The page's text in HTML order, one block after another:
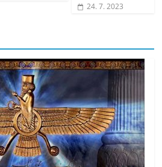
24. 7. 2023